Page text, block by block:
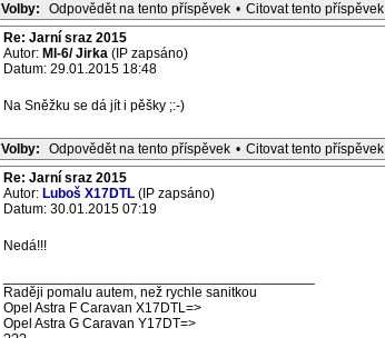
Volby: Odpovědět na tento příspěvek • Citovat tento příspěvek
Re: Jarní sraz 2015
Autor: MI-6/ Jirka (IP zapsáno)
Datum: 29.01.2015 18:48
Na Sněžku se dá jít i pěšky ;:-)
Volby: Odpovědět na tento příspěvek • Citovat tento příspěvek
Re: Jarní sraz 2015
Autor: Luboš X17DTL (IP zapsáno)
Datum: 30.01.2015 07:19
Nedá!!!
Raději pomalu autem, než rychle sanitkou
Opel Astra F Caravan X17DTL=>
Opel Astra G Caravan Y17DT=>